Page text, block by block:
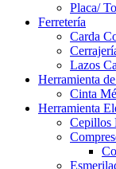
Placa/
Ferretería
Carda
Lazos
Herramienta
Cinta
Herramienta
Cepillos